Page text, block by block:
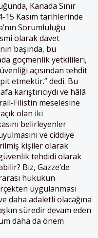
Kanada Sınır
15 Kasım tarihlerinde
Sorumluluğu
olarak davet
başında, bu
göçmenlik yetkilileri,
açısından tehdit
etmektir.” dedi. Bu
karıştırıcıydı ve hâlâ
Filistin meselesine
olan iki
belirleyenler
ve ciddiye
kişiler olarak
tehdidi olarak
Biz, Gazze’de
hukukun
uygulanması
daha adaletli olacağına
süredir devam eden
daha da önem